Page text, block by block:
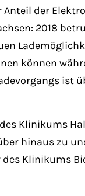
der
2018
können
ist
Klinikums
hinaus zu
Klinikums